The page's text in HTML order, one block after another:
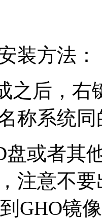
装方法：
之后，右
称系统
盘或者其
注意不
GHO镜